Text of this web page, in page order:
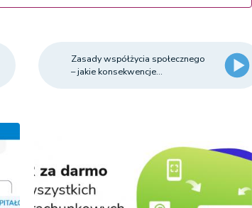
Zasady współżycia społecznego
– jakie konsekwencje...